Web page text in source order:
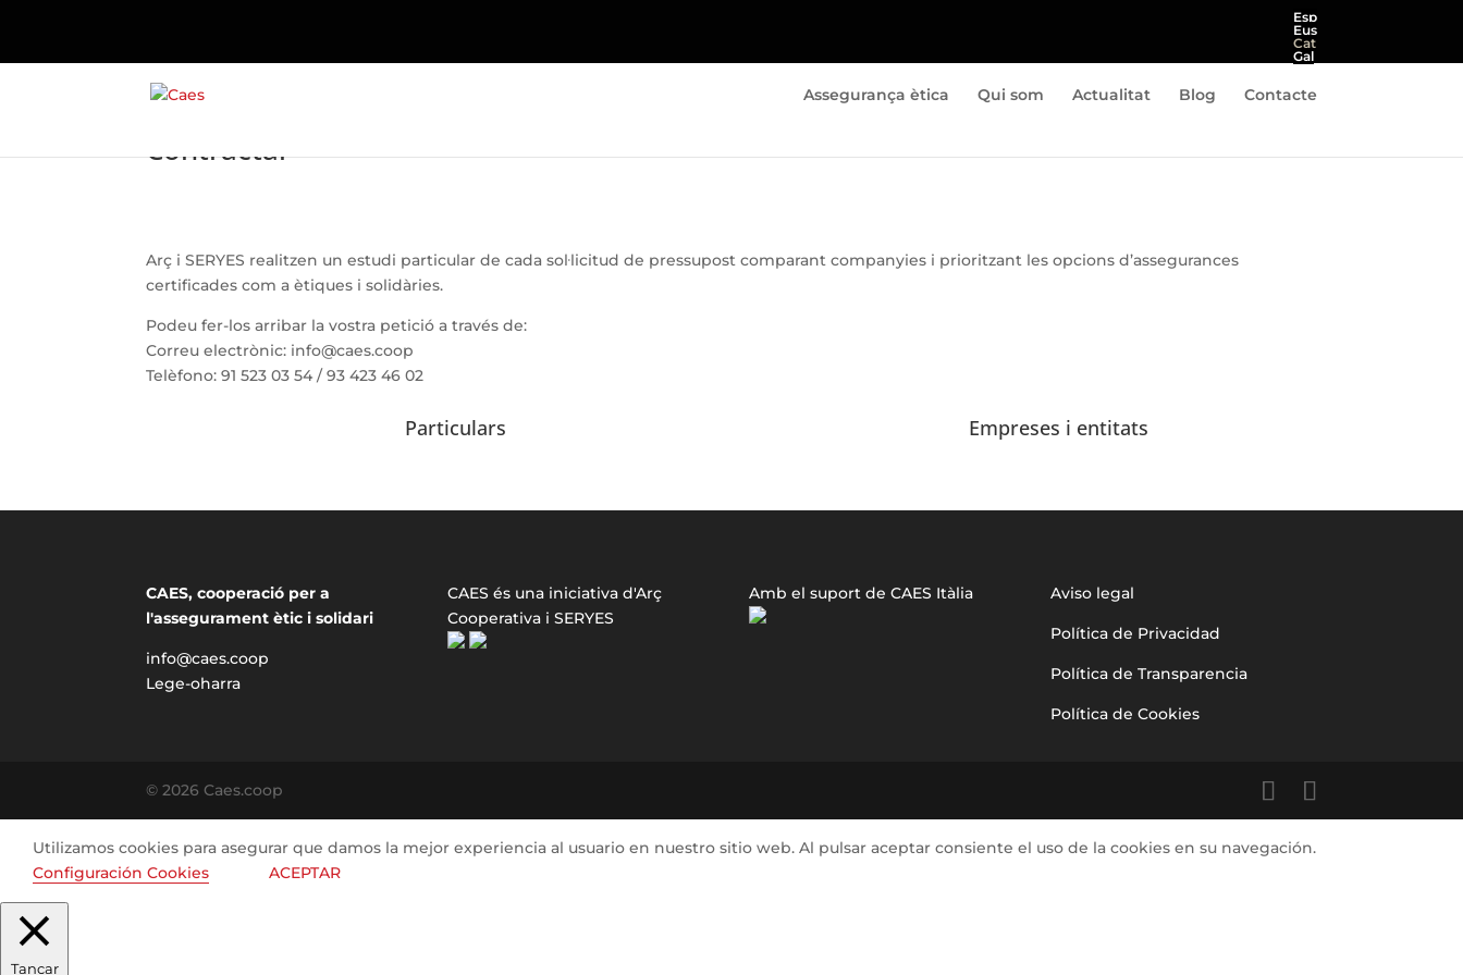
Esp
Eus
Cat
Gal
Assegurança ètica Qui som Actualitat Blog Contacte
Contractar
Arç i SERYES realitzen un estudi particular de cada sol·licitud de pressupost comparant companyies i prioritzant les opcions d’assegurances
certificades com a ètiques i solidàries.
Podeu fer-los arribar la vostra petició a través de:
Correu electrònic: info@caes.coop
Telèfono: 91 523 03 54 / 93 423 46 02
Particulars Empreses i entitats
CAES, cooperació per a
l'assegurament ètic i solidari
info@caes.coop
Lege-oharra
CAES és una iniciativa d'Arç
Cooperativa i SERYES
Amb el suport de CAES Itàlia Aviso legal
Política de Privacidad
Política de Transparencia
Política de Cookies
© 2026 Caes.coop
Utilizamos cookies para asegurar que damos la mejor experiencia al usuario en nuestro sitio web. Al pulsar aceptar consiente el uso de la cookies en su navegación.
Configuración Cookies
ACEPTAR
Tancar